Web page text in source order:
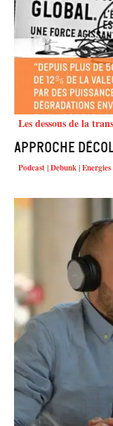
Les dessous de la
Approche
Podcast | Debunk | Energies